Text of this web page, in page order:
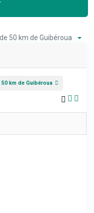
50 km de Guibéroua
50 km de Guibéroua